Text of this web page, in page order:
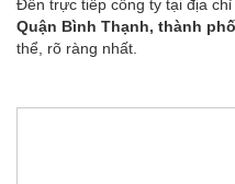
Đến trực tiếp công ty tại địa chỉ
Quận Bình Thạnh, thành
thể, rõ ràng nhất.